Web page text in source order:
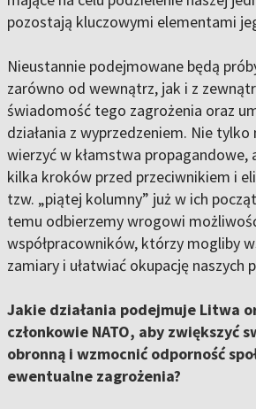
pozostają kluczowymi elementami
Nieustannie podejmowane będą
zarówno od wewnątrz, jak i z
świadomość tego zagrożenia oraz
działania z wyprzedzeniem. Nie
wierzyć w kłamstwa propagandowe,
kilka kroków przed przeciwnikiem i
tzw. „piątej kolumny” już w ich
temu odbierzemy wrogowi
współpracowników, którzy mogliby
zamiary i ułatwiać okupację naszych
Jakie działania podejmuje Litwa
członkowie NATO, aby zwiększyć
obronną i wzmocnić odporność
ewentualne zagrożenia?